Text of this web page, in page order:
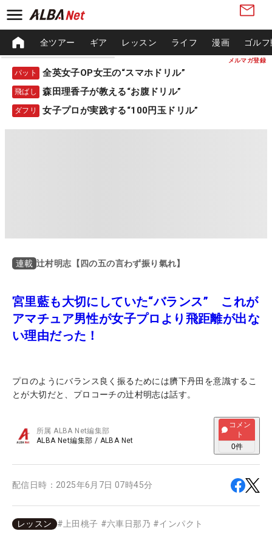
メルマガ登録
全ツアー ギア レッスン ライフ 漫画 ゴル
パット 全英女子OP女王の“スマホドリル”
飛ばし 森田理香子が教える“お腹ドリル”
ダフリ 女子プロが実践する“100円玉ドリル”
連載 辻村明志【四の五の言わず振り氣れ】
宮里藍も大切にしていた“バランス” これが
アマチュア男性が女子プロより飛距離が出な
い理由だった！
プロのようにバランス良く振るためには臍下丹田を意識するこ
とが大切だと、プロコーチの辻村明志は話す。
所属ALBA Net編集部
ALBA Net編集部 / ALBA Net
コメン
ト
0件
配信日時： 2025年6月7日 07時45分
レッスン #上田桃子 #六車日那乃 #インパクト